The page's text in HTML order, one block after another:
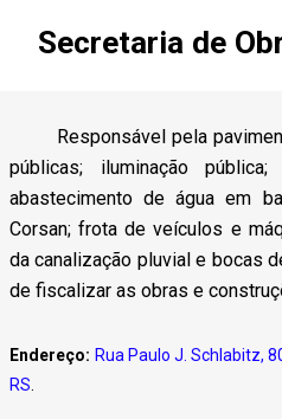
Secretaria de
Responsável pela
públicas; iluminação
abastecimento de água em
Corsan; frota de veículos e
da canalização pluvial e bocas
de fiscalizar as obras e
Endereço: Rua Paulo J. Schlabitz,
RS